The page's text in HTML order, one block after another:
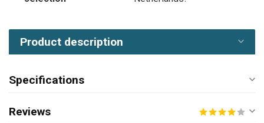
Product description
Specifications
Reviews